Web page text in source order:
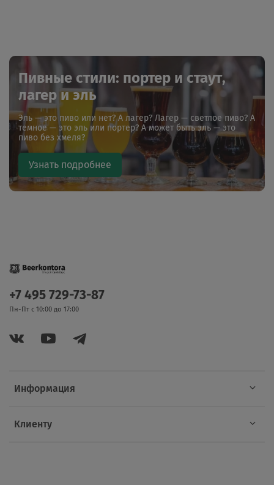
Пивные стили: портер и стаут,
лагер и эль
Эль — это пиво или нет? А лагер? Лагер — светлое пиво? А
темное — это эль или портер? А может быть эль — это
пиво без хмеля?
Узнать подробнее
Информация
Клиенту
+7 495 729-73-87
Пн-Пт с 10:00 до 17:00